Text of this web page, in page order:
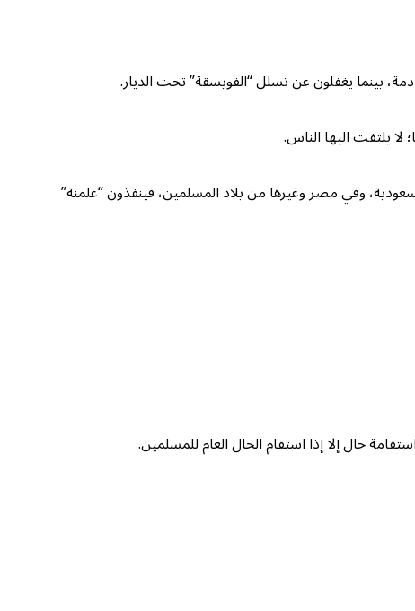
بينما يغفلون عن تسلل “الفويسقة” تحت الديار.
يلتفت اليها الناس.
وفي مصر وغيرها من بلاد المسلمين، فينفذون “علمنة”
حال إلا إذا استقام الحال العام للمسلمين.